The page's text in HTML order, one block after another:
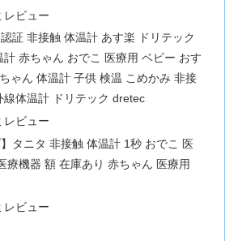
レビュー
証 非接触 体温計 あす楽 ドリテック
計 赤ちゃん おでこ 医療用 ベビー おす
ゃん 体温計 子供 検温 こめかみ 非接
線体温計 ドリテック dretec
レビュー
】タニタ 非接触 体温計 1秒 おでこ 医
療機器 額 在庫あり 赤ちゃん 医療用
レビュー